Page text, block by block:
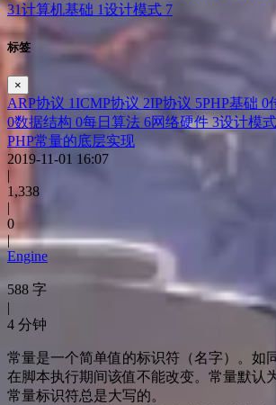
31计算机基础 1设计模式 7
标签
×
ARP协议 1 ICMP协议 2IP协议 5PHP基础 0
0数据结构 0每日算法 6网络硬件3设计模式
PHP常量的底层实现
2019-11-01 16:07
|
1,338
|
0
|
Engine
588 字
|
4 分钟
常量是一个简单值的标识符（名字）。如
在脚本执行期间该值不能改变。常量默认
常量标识符总是大写的。